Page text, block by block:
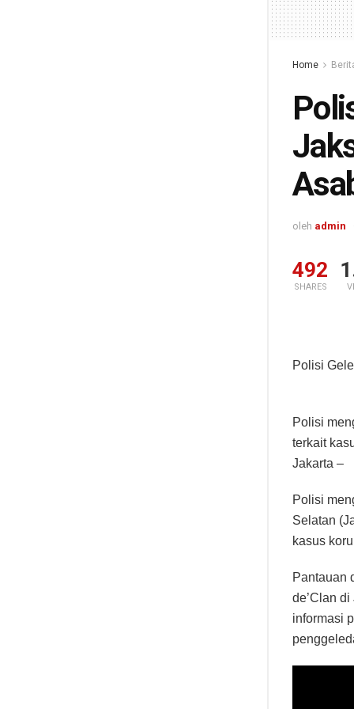
Home
oleh admin
492
SHARES
Polisi
Polisi
terkait
Jakarta –
Polisi
Selatan
kasus
Pantauan
de’Clan
informasi